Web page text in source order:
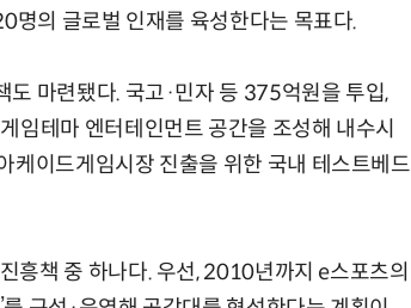
명의 글로벌 인재를 육성한다는 목표다.
도 마련됐다. 국고·민자 등 375억원을 투입,
테마 엔터테인먼트 공간을 조성해 내수시
케이드게임시장 진출을 위한 국내 테스트베드
흥책 중 하나다. 우선, 2010년까지 e스포츠의